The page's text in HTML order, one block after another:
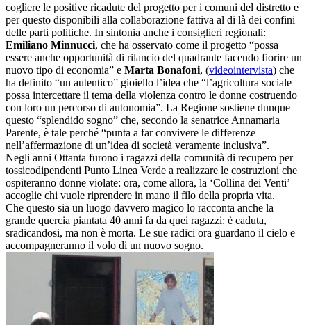
cogliere le positive ricadute del progetto per i comuni del distretto e
per questo disponibili alla collaborazione fattiva al di là dei confini
delle parti politiche. In sintonia anche i consiglieri regionali:
Emiliano Minnucci, che ha osservato come il progetto “possa
essere anche opportunità di rilancio del quadrante facendo fiorire un
nuovo tipo di economia” e Marta Bonafoni, (videointervista) che
ha definito “un autentico” gioiello l’idea che “l’agricoltura sociale
possa intercettare il tema della violenza contro le donne costruendo
con loro un percorso di autonomia”. La Regione sostiene dunque
questo “splendido sogno” che, secondo la senatrice Annamaria
Parente, è tale perché “punta a far convivere le differenze
nell’affermazione di un’idea di società veramente inclusiva”.
Negli anni Ottanta furono i ragazzi della comunità di recupero per
tossicodipendenti Punto Linea Verde a realizzare le costruzioni che
ospiteranno donne violate: ora, come allora, la ‘Collina dei Venti’
accoglie chi vuole riprendere in mano il filo della propria vita.
Che questo sia un luogo davvero magico lo racconta anche la
grande quercia piantata 40 anni fa da quei ragazzi: è caduta,
sradicandosi, ma non è morta. Le sue radici ora guardano il cielo e
accompagneranno il volo di un nuovo sogno.